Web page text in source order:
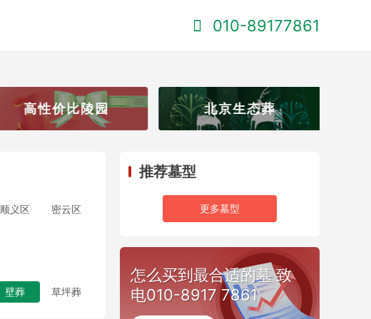
010-89177861
高性价比陵园 北京生态葬
顺义区
密云区
壁葬 草坪葬
推荐墓型
更多墓型
怎么买到最合适的墓 致
电010-8917 7861